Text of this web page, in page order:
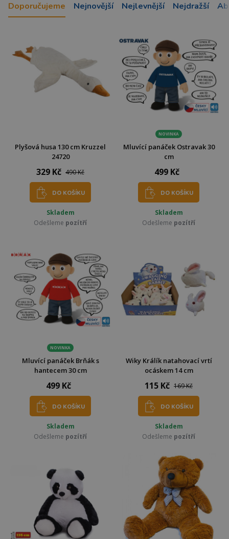
Doporučujeme Nejnovější Nejlevnější Nejdražší
Plyšová husa 130 cm Kruzzel
24720
329 Kč 490 Kč
DO KOŠÍKU
Skladem
Odešleme pozítří
NOVINKA
Mluvící panáček Ostravak 30
cm
499 Kč
DO KOŠÍKU
Skladem
Odešleme pozítří
NOVINKA
Mluvící panáček Brňák s
hantecem 30 cm
499 Kč
DO KOŠÍKU
Skladem
Odešleme pozítří
Wiky Králík natahovací vrtí
ocáskem 14 cm
115 Kč 169 Kč
DO KOŠÍKU
Skladem
Odešleme pozítří